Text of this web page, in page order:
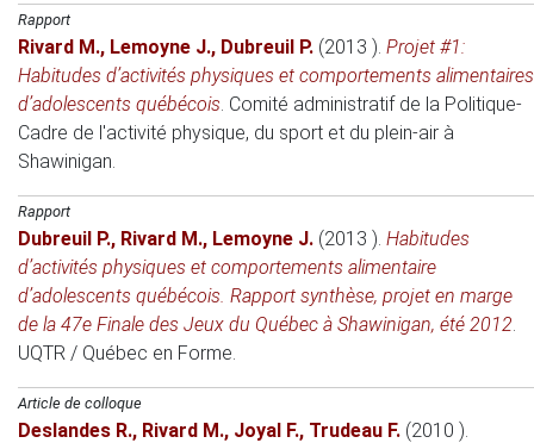
Rapport
Rivard M., Lemoyne J., Dubreuil P. (2013 ). Projet #1:
Habitudes d’activités physiques et comportements alimentaires
d’adolescents québécois. Comité administratif de la Politique-
Cadre de l'activité physique, du sport et du plein-air à
Shawinigan.
Rapport
Dubreuil P., Rivard M., Lemoyne J. (2013 ). Habitudes
d’activités physiques et comportements alimentaire
d’adolescents québécois. Rapport synthèse, projet en marge
de la 47e Finale des Jeux du Québec à Shawinigan, été 2012.
UQTR / Québec en Forme.
Article de colloque
Deslandes R., Rivard M., Joyal F., Trudeau F. (2010 ).